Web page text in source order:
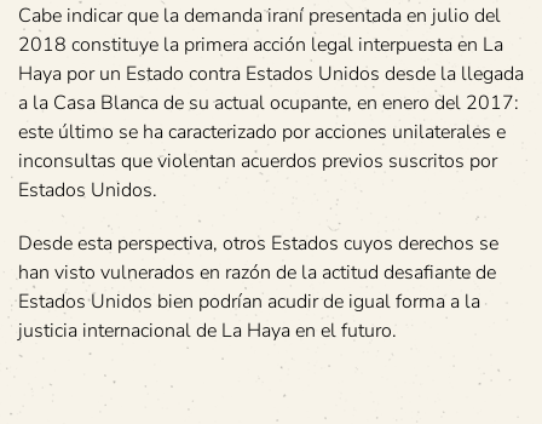
Cabe indicar que la demanda iraní presentada en julio del
2018 constituye la primera acción legal interpuesta en La
Haya por un Estado contra Estados Unidos desde la llegada
a la Casa Blanca de su actual ocupante, en enero del 2017:
este último se ha caracterizado por acciones unilaterales e
inconsultas que violentan acuerdos previos suscritos por
Estados Unidos.
Desde esta perspectiva, otros Estados cuyos derechos se
han visto vulnerados en razón de la actitud desafiante de
Estados Unidos bien podrían acudir de igual forma a la
justicia internacional de La Haya en el futuro.